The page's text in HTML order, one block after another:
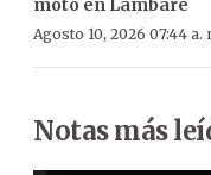
moto en Lambaré
Agosto 10, 2026 07:44 a.
Notas más